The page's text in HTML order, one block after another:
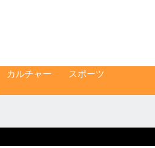
カルチャー
スポーツ